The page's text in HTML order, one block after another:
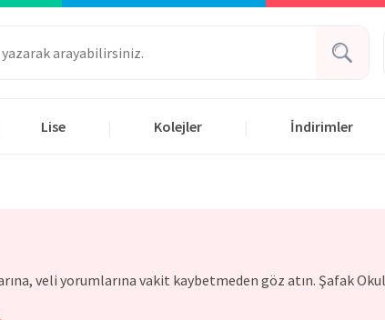
Lise Kolejler İndirimler
veli yorumlarına vakit kaybetmeden göz atın. Şafak